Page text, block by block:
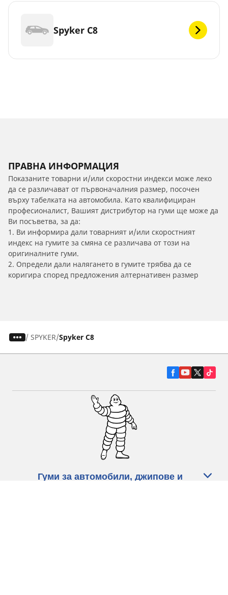
Spyker C8
ПРАВНА ИНФОРМАЦИЯ
Показаните товарни и/или скоростни индекси може леко
да се различават от първоначалния размер, посочен
върху табелката на автомобила. Като квалифициран
професионалист, Вашият дистрибутор на гуми ще може да
Ви посъветва, за да:
1. Ви информира дали товарният и/или скоростният
индекс на гумите за смяна се различава от този на
оригиналните гуми.
2. Определи дали налягането в гумите трябва да се
коригира според предложения алтернативен размер
/ SPYKER Spyker C8
Гуми за автомобили, джипове и